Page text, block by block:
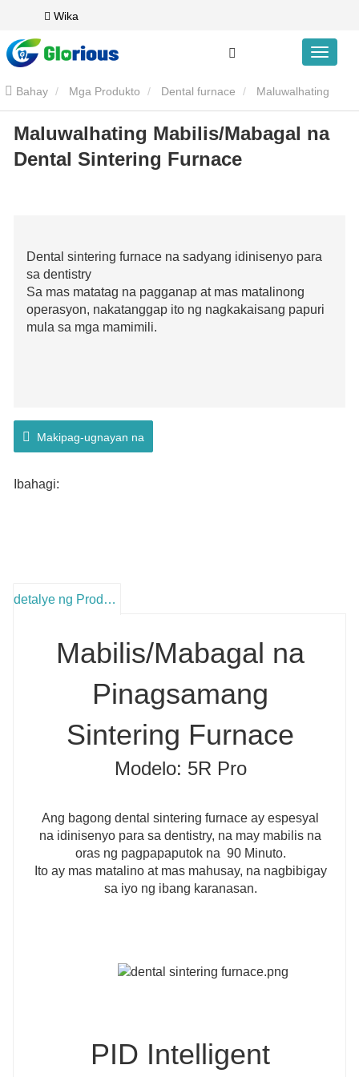
Wika
Bahay Mga Produkto Dental furnace
Mabilis/Mabagal na Dental Sintering Furnace
Maluwalhating Mabilis/Mabagal na
Dental Sintering Furnace
Dental sintering furnace na sadyang idinisenyo para
sa dentistry
Sa mas matatag na pagganap at mas matalinong
operasyon, nakatanggap ito ng nagkakaisang papuri
mula sa mga mamimili.
Makipag-ugnayan na
Ibahagi:
detalye ng Produkto
Mabilis/Mabagal na
Pinagsamang
Sintering Furnace
Modelo: 5R Pro
Ang bagong dental sintering furnace ay espesyal
na idinisenyo para sa dentistry, na may mabilis na
oras ng pagpapaputok na 90 Minuto.
Ito ay mas matalino at mas mahusay, na nagbibigay
sa iyo ng ibang karanasan.
PID Intelligent